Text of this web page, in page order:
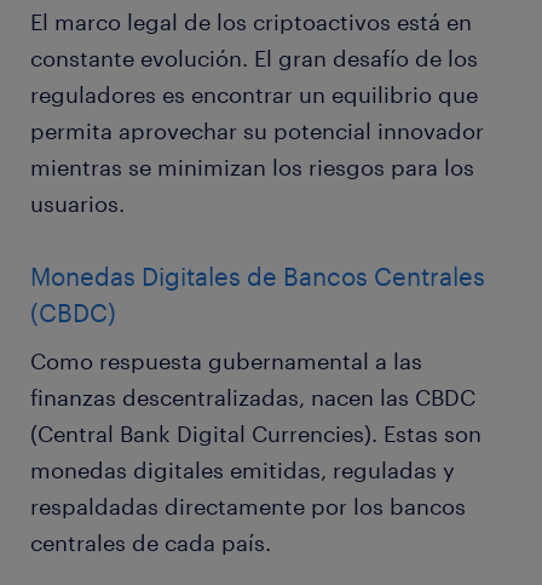
El marco legal de los criptoactivos está en
constante evolución. El gran desafío de los
reguladores es encontrar un equilibrio que
permita aprovechar su potencial innovador
mientras se minimizan los riesgos para los
usuarios.
Monedas Digitales de Bancos Centrales
(CBDC)
Como respuesta gubernamental a las
finanzas descentralizadas, nacen las CBDC
(Central Bank Digital Currencies). Estas son
monedas digitales emitidas, reguladas y
respaldadas directamente por los bancos
centrales de cada país.